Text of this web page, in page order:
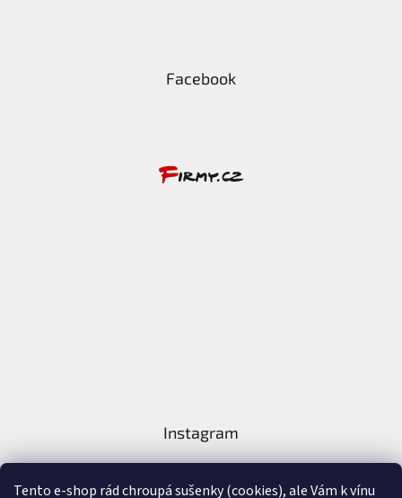
Tento e-shop rád chroupá sušenky (cookies), ale Vám k vínu
Facebook
Instagram